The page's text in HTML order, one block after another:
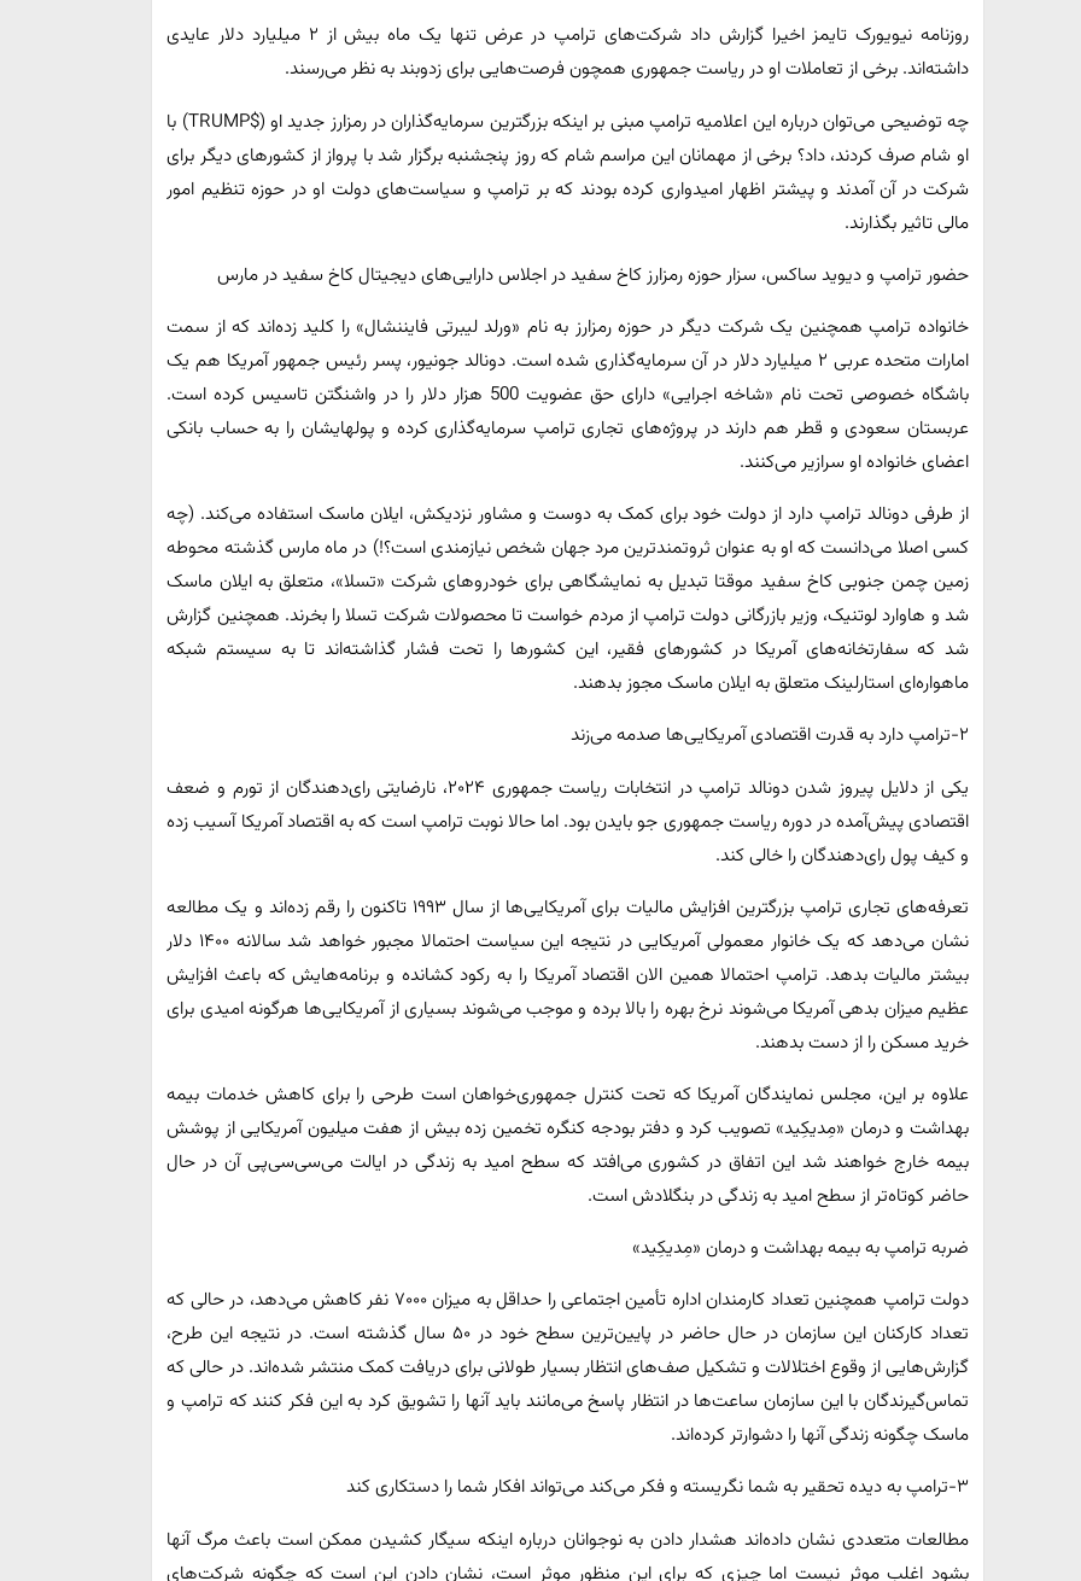
روزنامه نیویورک تایمز اخیرا گزارش داد شرکت‌های ترامپ در عرض تنها یک ماه بیش از ۲ میلیارد دلار عایدی
داشته‌اند. برخی از تعاملات او در ریاست جمهوری همچون فرصت‌هایی برای زدوبند به نظر می‌رسند.
چه توضیحی می‌توان درباره این اعلامیه ترامپ مبنی بر اینکه بزرگترین سرمایه‌گذاران در رمزارز جدید او ($TRUMP) با
او شام صرف کردند، داد؟ برخی از مهمانان این مراسم شام که روز پنجشنبه برگزار شد با پرواز از کشورهای دیگر برای
شرکت در آن آمدند و پیشتر اظهار امیدواری کرده بودند که بر ترامپ و سیاست‌های دولت او در حوزه تنظیم امور
مالی تاثیر بگذارند.
حضور ترامپ و دیوید ساکس، سزار حوزه رمزارز کاخ سفید در اجلاس دارایی‌های دیجیتال کاخ سفید در مارس
خانواده ترامپ همچنین یک شرکت دیگر در حوزه رمزارز به نام «ورلد لیبرتی فایننشال» را کلید زده‌اند که از سمت
امارات متحده عربی ۲ میلیارد دلار در آن سرمایه‌گذاری شده است. دونالد جونیور، پسر رئیس جمهور آمریکا هم یک
باشگاه خصوصی تحت نام «شاخه اجرایی» دارای حق عضویت 500 هزار دلار را در واشنگتن تاسیس کرده است.
عربستان سعودی و قطر هم دارند در پروژه‌های تجاری ترامپ سرمایه‌گذاری کرده و پولهایشان را به حساب بانکی
اعضای خانواده او سرازیر می‌کنند.
از طرفی دونالد ترامپ دارد از دولت خود برای کمک به دوست و مشاور نزدیکش، ایلان ماسک استفاده می‌کند. (چه
کسی اصلا می‌دانست که او به عنوان ثروتمندترین مرد جهان شخص نیازمندی است؟!) در ماه مارس گذشته محوطه
زمین چمن جنوبی کاخ سفید موقتا تبدیل به نمایشگاهی برای خودروهای شرکت «تسلا»، متعلق به ایلان ماسک
شد و هاوارد لوتنیک، وزیر بازرگانی دولت ترامپ از مردم خواست تا محصولات شرکت تسلا را بخرند. همچنین گزارش
شد که سفارتخانه‌های آمریکا در کشورهای فقیر، این کشورها را تحت فشار گذاشته‌اند تا به سیستم شبکه
ماهواره‌ای استارلینک متعلق به ایلان ماسک مجوز بدهند.
۲-ترامپ دارد به قدرت اقتصادی آمریکایی‌ها صدمه می‌زند
یکی از دلایل پیروز شدن دونالد ترامپ در انتخابات ریاست جمهوری ۲۰۲۴، نارضایتی رای‌دهندگان از تورم و ضعف
اقتصادی پیش‌آمده در دوره ریاست جمهوری جو بایدن بود. اما حالا نوبت ترامپ است که به اقتصاد آمریکا آسیب زده
و کیف پول رای‌دهندگان را خالی کند.
تعرفه‌های تجاری ترامپ بزرگترین افزایش مالیات برای آمریکایی‌ها از سال ۱۹۹۳ تاکنون را رقم زده‌اند و یک مطالعه
نشان می‌دهد که یک خانوار معمولی آمریکایی در نتیجه این سیاست احتمالا مجبور خواهد شد سالانه ۱۴۰۰ دلار
بیشتر مالیات بدهد. ترامپ احتمالا همین الان اقتصاد آمریکا را به رکود کشانده و برنامه‌هایش که باعث افزایش
عظیم میزان بدهی آمریکا می‌شوند نرخ بهره را بالا برده و موجب می‌شوند بسیاری از آمریکایی‌ها هرگونه امیدی برای
خرید مسکن را از دست بدهند.
علاوه بر این، مجلس نمایندگان آمریکا که تحت کنترل جمهوری‌خواهان است طرحی را برای کاهش خدمات بیمه
بهداشت و درمان «مِدیکِید» تصویب کرد و دفتر بودجه کنگره تخمین ‌زده بیش از هفت میلیون آمریکایی از پوشش
بیمه خارج خواهند شد این اتفاق در کشوری می‌افتد که سطح امید به زندگی در ایالت می‌سی‌سی‌پی آن در حال
حاضر کوتاه‌تر از سطح امید به زندگی در بنگلادش است.
ضربه ترامپ به بیمه بهداشت و درمان «مِدیکِید»
دولت ترامپ همچنین تعداد کارمندان اداره تأمین اجتماعی را حداقل به میزان ۷۰۰۰ نفر کاهش می‌دهد، در حالی که
تعداد کارکنان این سازمان در حال حاضر در پایین‌ترین سطح خود در ۵۰ سال گذشته است. در نتیجه این طرح،
گزارش‌هایی از وقوع اختلالات و تشکیل صف‌های انتظار بسیار طولانی برای دریافت کمک منتشر شده‌اند. در حالی که
تماس‌گیرندگان با این سازمان ساعت‌ها در انتظار پاسخ می‌مانند باید آنها را تشویق کرد به این فکر کنند که ترامپ و
ماسک چگونه زندگی آنها را دشوارتر کرده‌اند.
۳-ترامپ به دیده تحقیر به شما نگریسته و فکر می‌کند می‌تواند افکار شما را دستکاری کند
مطالعات متعددی نشان داده‌اند هشدار دادن به نوجوانان درباره اینکه سیگار کشیدن ممکن است باعث مرگ آنها
بشود اغلب موثر نیست اما چیزی که برای این منظور موثر است، نشان دادن این است که چگونه شرکت‌های